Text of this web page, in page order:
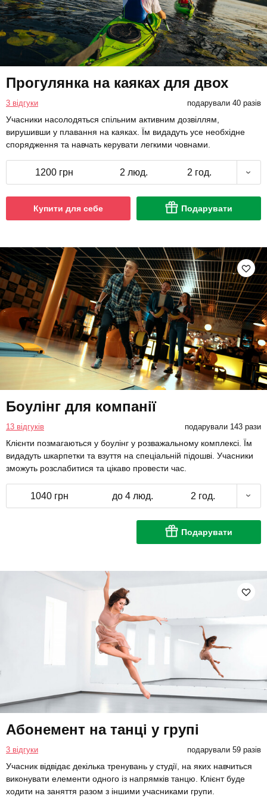
Прогулянка на каяках для двох
3 відгуки подарували 40 разів
Учасники насолодяться спільним активним дозвіллям,
вирушивши у плавання на каяках. Їм видадуть усе необхідне
спорядження та навчать керувати легкими човнами.
1200 грн 2 люд. 2 год.
Купити для себе Подарувати
Боулінг для компанії
13 відгуків подарували 143 рази
Клієнти позмагаються у боулінг у розважальному комплексі. Їм
видадуть шкарпетки та взуття на спеціальній підошві. Учасники
зможуть розслабитися та цікаво провести час.
1040 грн до 4 люд. 2 год.
Подарувати
Абонемент на танці у групі
3 відгуки подарували 59 разів
Учасник відвідає декілька тренувань у студії, на яких навчиться
виконувати елементи одного із напрямків танцю. Клієнт буде
ходити на заняття разом з іншими учасниками групи.